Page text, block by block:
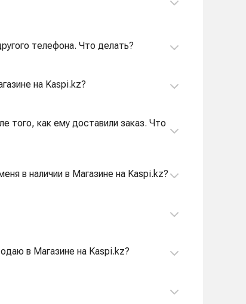
телефона. Что делать?
на Kaspi.kz?
того, как ему доставили заказ. Что
в наличии в Магазине на Kaspi.kz?
в Магазине на Kaspi.kz?